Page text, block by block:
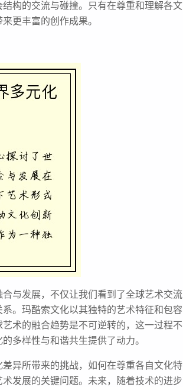
构的交流与碰撞。只有在尊重和理解各文
更丰富的创作成果。
与发展，不仅让我们看到了全球艺术交流
。玛酷索文化以其独特的艺术特征和包容
术的融合趋势是不可逆转的，这一过程不
多样性与和谐共生提供了动力。
异所带来的挑战，如何在尊重各自文化特
发展的关键问题。未来，随着技术的进步